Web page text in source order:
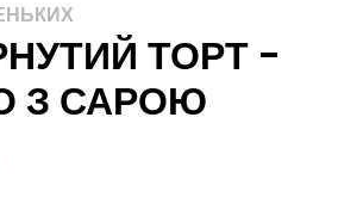
ТОРТ -
З САРОЮ